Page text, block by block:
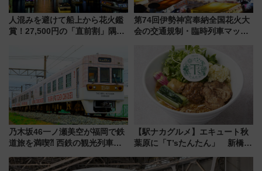
人混みを避けて船上から花火鑑
賞！27,500円の「直前割」隅田
第74回伊勢神宮奉納全国花火大
会の交通規制・臨時列車マッ
乃木坂46一ノ瀬美空が福岡で鉄
道旅を満喫⁈ 西鉄の観光列車
CHIKUGO」で巡る福岡･太宰
【駅ナカグルメ】エキュート秋
葉原に「T’sたんたん」 新橋に
饅」、オムライス専門店「肉と